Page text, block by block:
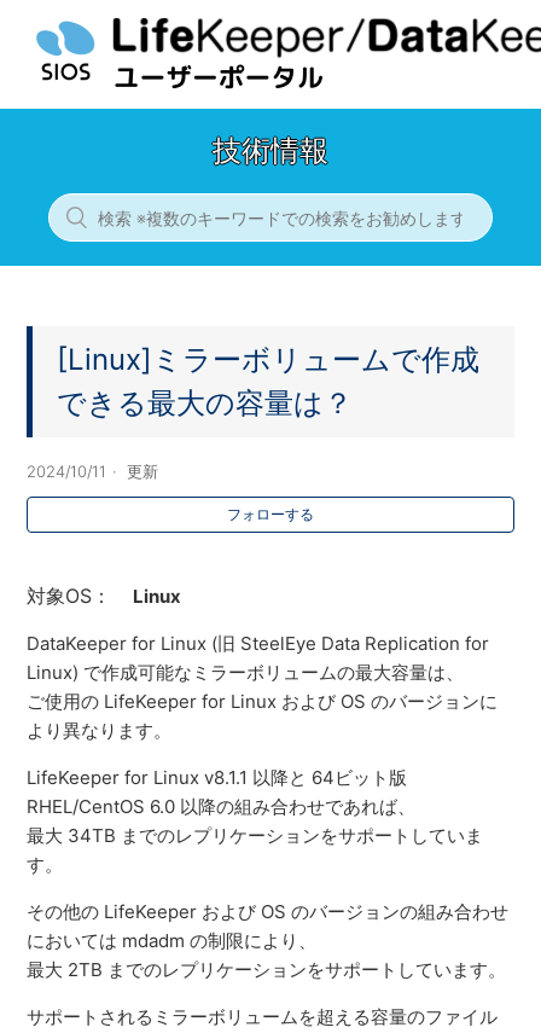
技術情報
[Linux]ミラーボリュームで作成
できる最大の容量は？
2024/10/11 更新
フォローする
対象OS： Linux
DataKeeper for Linux (旧 SteelEye Data Replication for
Linux) で作成可能なミラーボリュームの最大容量は、
ご使用の LifeKeeper for Linux および OS のバージョンに
より異なります。
LifeKeeper for Linux v8.1.1 以降と 64ビット版
RHEL/CentOS 6.0 以降の組み合わせであれば、
最大 34TB までのレプリケーションをサポートしていま
す。
その他の LifeKeeper および OS のバージョンの組み合わせ
においては mdadm の制限により、
最大 2TB までのレプリケーションをサポートしています。
サポートされるミラーボリュームを超える容量のファイル